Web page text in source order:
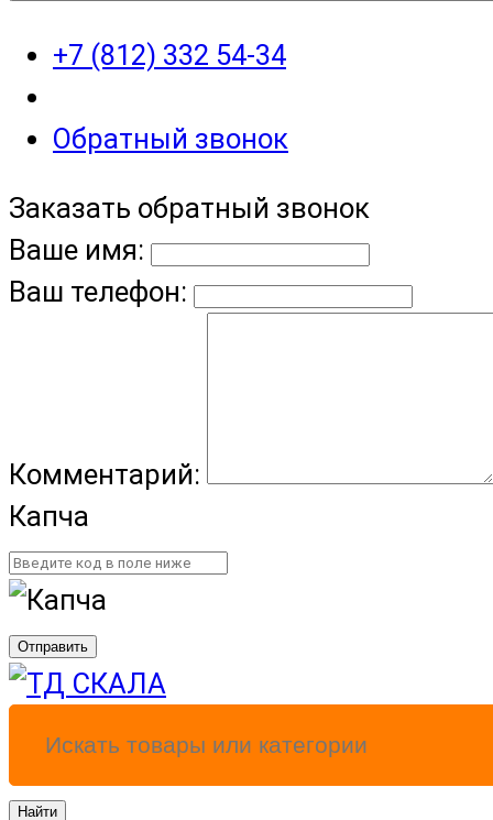
+7 (812) 332 54-34
Обратный звонок
Заказать обратный звонок
Ваше имя:
Ваш телефон:
Комментарий:
Капча
Отправить
Найти